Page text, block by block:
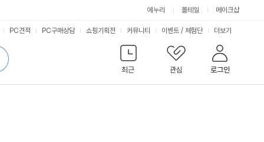
에누리 몰테일 메이크샵
최근
관심 로그인
PC견적 PC구매상담 쇼핑기획전 커뮤니티 이벤트 / 체험단 서
비
스
더보기